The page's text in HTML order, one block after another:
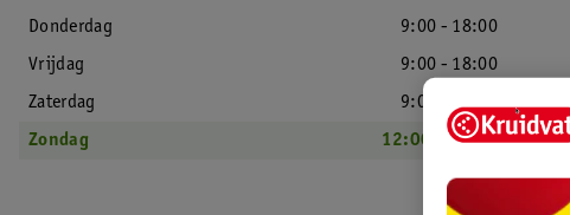
Donderdag
9:00 - 18:00
Vrijdag
9:00 - 18:00
Zaterdag
9:00 - 17:00
Zondag
12:00 - 17:00